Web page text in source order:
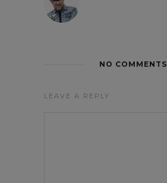
NO COMMENTS
LEAVE A REPLY